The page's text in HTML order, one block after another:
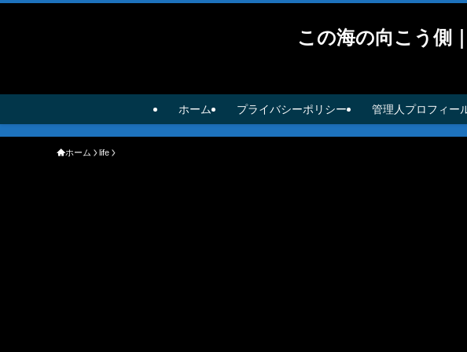
この海の向こう側
ホーム プライバシーポリシー 管理人プロフィー
ホーム life